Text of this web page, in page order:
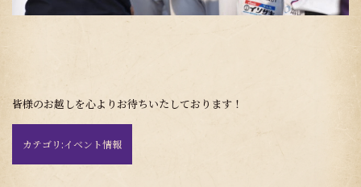
皆様のお越しを心よりお待ちいたしております！
カテゴリ:イベント情報